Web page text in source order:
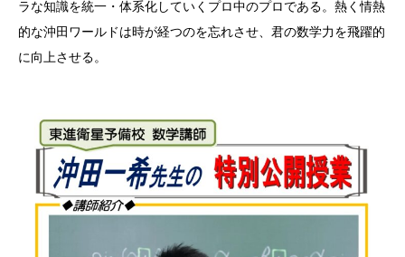
ラな知識を統一・体系化していくプロ中のプロである。熱く情熱
的な沖田ワールドは時が経つのを忘れさせ、君の数学力を飛躍的
に向上させる。